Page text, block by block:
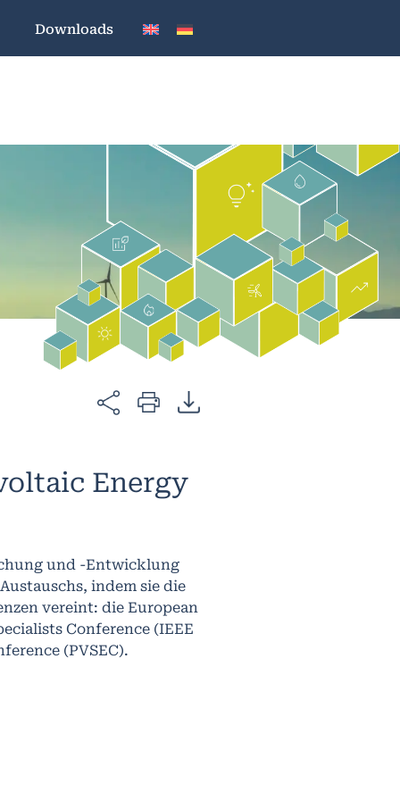
Downloads
Energy
und -Entwicklung
indem sie die
vereint: die European
Conference (IEEE
(PVSEC).